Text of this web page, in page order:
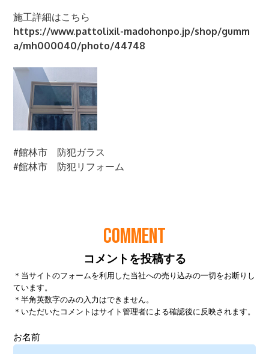
COMMENT
コメントを投稿する
＊当サイトのフォームを利用した当社への売り込みの一切をお断りし
ています。
＊半角英数字のみの入力はできません。
＊いただいたコメントはサイト管理者による確認後に反映されます。
お名前